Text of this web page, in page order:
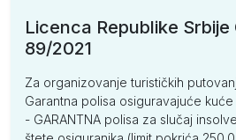
Licenca Republike Srbije
89/2021
Za organizovanje turističkih
Garantna polisa osiguravajuće kuće
- GARANTNA polisa za slučaj